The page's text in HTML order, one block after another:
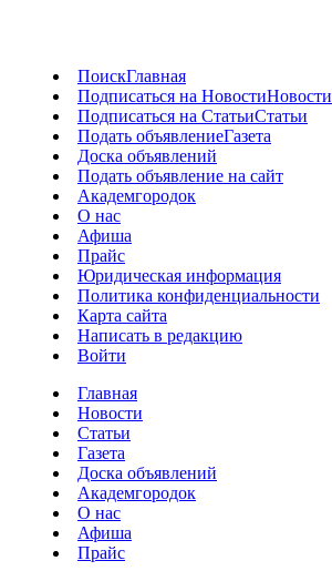
ПоискГлавная
Подписаться на НовостиНовости
Подписаться на СтатьиСтатьи
Подать объявлениеГазета
Доска объявлений
Подать объявление на сайт
Академгородок
О нас
Афиша
Прайс
Юридическая информация
Политика конфиденциальности
Карта сайта
Написать в редакцию
Войти
Главная
Новости
Статьи
Газета
Доска объявлений
Академгородок
О нас
Афиша
Прайс